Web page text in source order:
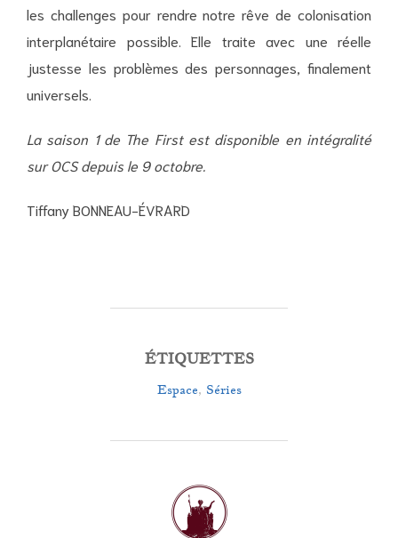
les challenges pour rendre notre rêve de colonisation
interplanétaire possible. Elle traite avec une réelle
justesse les problèmes des personnages, finalement
universels.
La saison 1 de The First est disponible en intégralité
sur OCS depuis le 9 octobre.
Tiffany BONNEAU-ÉVRARD
ÉTIQUETTES
Espace, Séries
AUTEUR DE LA PUBLICATION